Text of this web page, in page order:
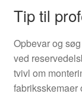
Tip til
Opbevar og
ved
tvivl om